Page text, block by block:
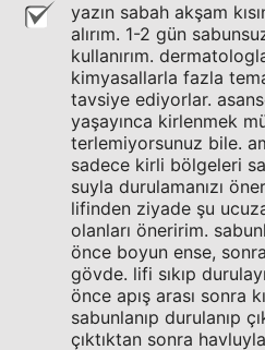
yazın sabah akşam
alırım. 1-2 gün
kullanırım.
kimyasallarla fazla
tavsiye ediyorlar.
yaşayınca kirlenmek
terlemiyorsunuz bile.
sadece kirli bölgeleri
suyla durulamanızı
lifinden ziyade şu
olanları öneririm.
önce boyun ense,
gövde. lifi sıkıp
önce apış arası sonra
sabunlanıp durulanıp
çıktıktan sonra